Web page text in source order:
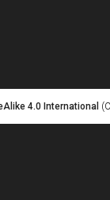
4.0 International